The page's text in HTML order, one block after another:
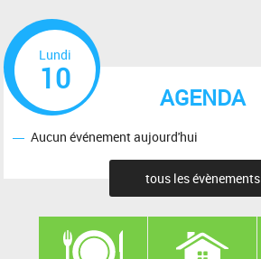
AGENDA
Lundi
10
Aucun événement aujourd'hui
tous les évènements